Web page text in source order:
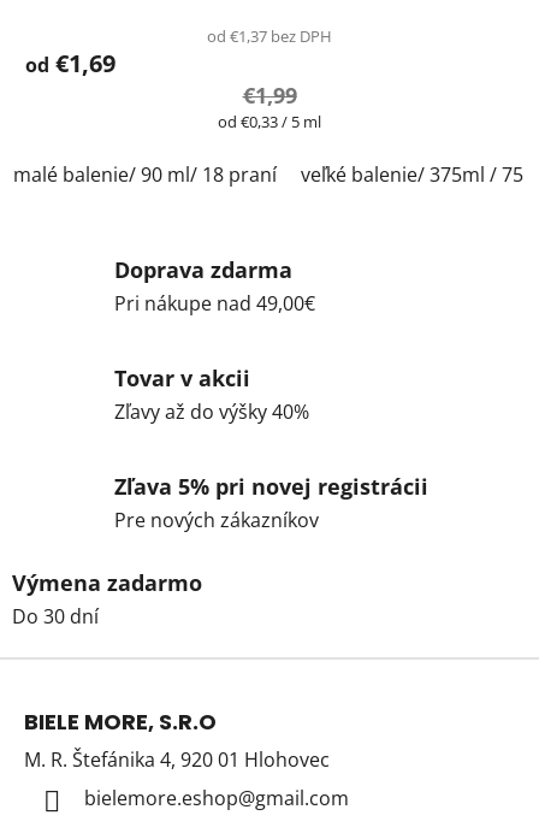
od €1,37 bez DPH
od €1,69
€1,99
Jednotková
od €0,33 / 5 ml
malé balenie/ 90 ml/ 18 praní veľké balenie/ 375ml / 75
Doprava zdarma
Pri nákupe nad 49,00€
Tovar v akcii
Zľavy až do výšky 40%
Zľava 5% pri novej registrácii
Pre nových zákazníkov
Výmena zadarmo
Do 30 dní
Z
BIELE MORE, S.R.O
M. R. Štefánika 4, 920 01 Hlohovec
bielemore.eshop@gmail.com